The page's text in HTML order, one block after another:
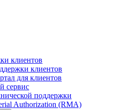
клиентов
клиентов
для клиентов
сервис
поддержки
Authorization (RMA)